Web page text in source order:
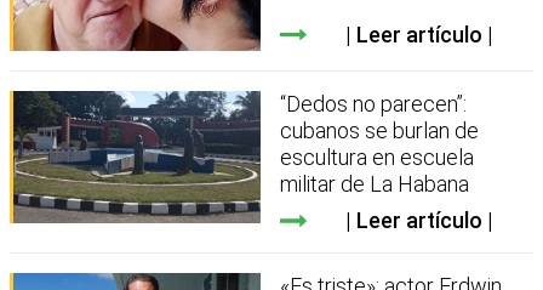
Leer artículo
“Dedos no parecen”:
cubanos se burlan de
escultura en escuela
militar de La Habana
Leer artículo